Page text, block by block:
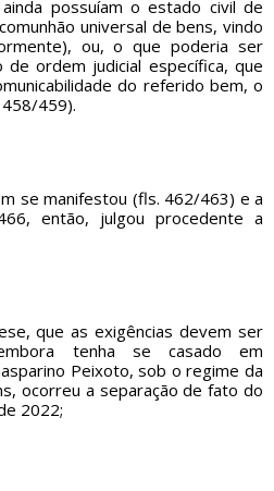
possuíam o estado civil de
universal de bens, vindo
ou, o que poderia ser
de ordem judicial específica, que
do referido bem, o
459).
se manifestou (fls. 462/463) e a
então, julgou procedente a
que as exigências devem ser
tenha se casado em
Peixoto, sob o regime da
ocorreu a separação de fato do
2022;